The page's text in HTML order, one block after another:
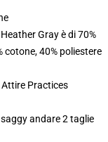
Gray è di 70%
cotone, 40% poliestere
Practices
andare 2 taglie